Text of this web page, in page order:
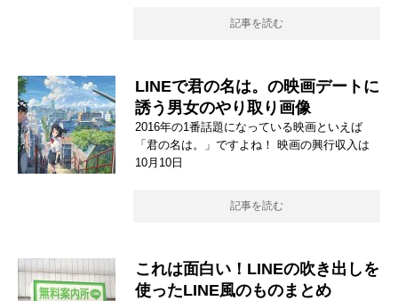
記事を読む
LINEで君の名は。の映画デートに
誘う男女のやり取り画像
2016年の1番話題になっている映画といえば
「君の名は。」ですよね！ 映画の興行収入は
10月10日
記事を読む
これは面白い！LINEの吹き出しを
使ったLINE風のものまとめ